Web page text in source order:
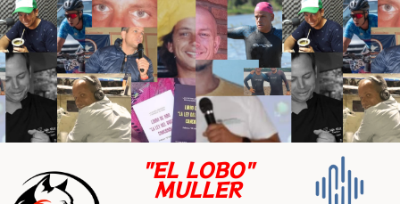
"EL LOBO"
MULLER